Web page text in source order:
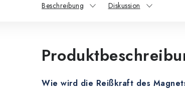
Beschreibung Diskussion
Wie wird die Reißkraft des